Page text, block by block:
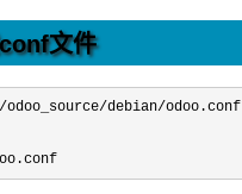
文件
debian/odoo.conf